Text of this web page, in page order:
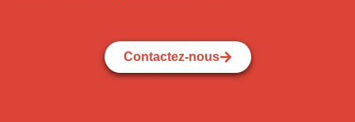
Contactez-nous